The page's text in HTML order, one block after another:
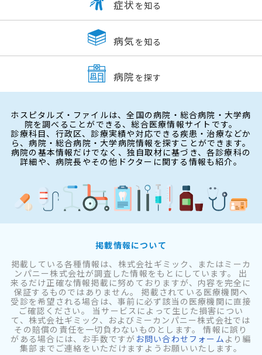
症状 を知る
病気 を知る
病院 を探す
ホスピタルズ・ファイルは、全国の病院・総合病院・大学病
院を調べることができる、総合医療情報サイトです。
診療科目、行政区、診療実績や対応できる疾患・治療などか
ら、病院・総合病院・大学病院情報を探すことができます。
病院の基本情報だけでなく、独自取材に基づき、各診療科の
詳細や、病院長やその他ドクターに関する情報も紹介。
掲載情報について
掲載している各種情報は、株式会社ギミック、またはミーカ
ンパニー株式会社が調査した情報をもとにしています。 出
来るだけ正確な情報掲載に努めておりますが、内容を完全に
保証するものではありません。 掲載されている医療機関へ
受診を希望される場合は、事前に必ず該当の医療機関に直接
ご確認ください。 当サービスによって生じた損害につい
て、株式会社ギミック、およびミーカンパニー株式会社では
その賠償の責任を一切負わないものとします。 情報に誤り
がある場合には、お手数ですが お問い合わせフォーム より編
集部までご連絡をいただけますようお願いいたします。